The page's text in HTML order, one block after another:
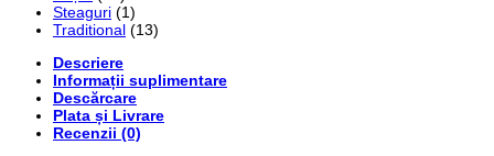
Steaguri (1)
Traditional (13)
Descriere
Informații suplimentare
Descărcare
Plata și Livrare
Recenzii (0)